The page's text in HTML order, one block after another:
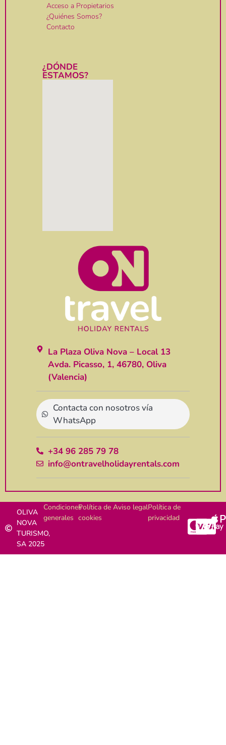
La Plaza Oliva Nova – Local 13
Avda. Picasso, 1, 46780, Oliva
(Valencia)
Contacta con nosotros vía
WhatsApp
+34 96 285 79 78
info@ontravelholidayrentals.com
Acceso a Propietarios
¿Quiénes Somos?
Contacto
¿DÓNDE
ESTAMOS?
OLIVA
NOVA
TURISMO,
SA 2025
Condiciones
generales
Política de
cookies
Aviso legalPolítica de
privacidad